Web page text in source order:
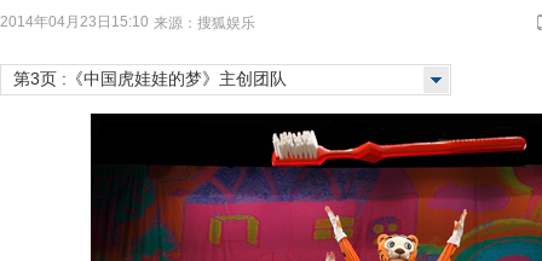
2014年04月23日15:10 来源： 搜狐娱乐
第3页 :《中国虎娃娃的梦》主创团队